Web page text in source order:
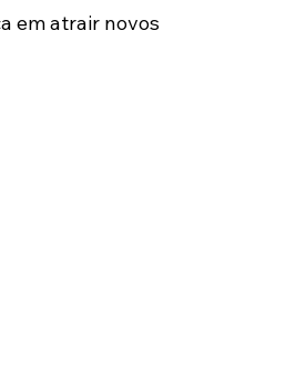
em atrair novos